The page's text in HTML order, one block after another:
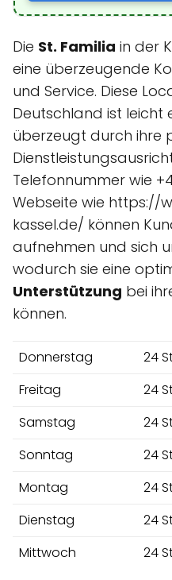
Die St. Familia in der
eine überzeugende
und Service. Diese
Deutschland ist leicht
überzeugt durch ihre
Telefonnummer wie
Webseite wie https://
kassel.de/ können
aufnehmen und sich
wodurch sie eine
Unterstützung bei
können.
Donnerstag
24
Freitag
24
Samstag
24
Sonntag
24
Montag
24
Dienstag
24
Mittwoch
24